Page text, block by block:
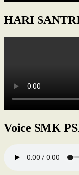
HARI
Voice SMK